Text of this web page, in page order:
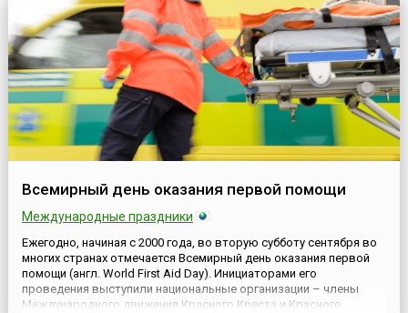
повысить во всем мире осведомленность о том, что
самоубийства можно ...
Всемирный день оказания первой помощи
Международные праздники
Ежегодно, начиная с 2000 года, во вторую субботу сентября во
многих странах отмечается Всемирный день оказания первой
помощи (англ. World First Aid Day). Инициаторами его
проведения выступили национальные организации – члены
Международного движения Красного Креста и Красного